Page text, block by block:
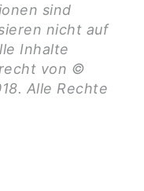
sind
nicht auf
Inhalte
von ©
Alle Rechte